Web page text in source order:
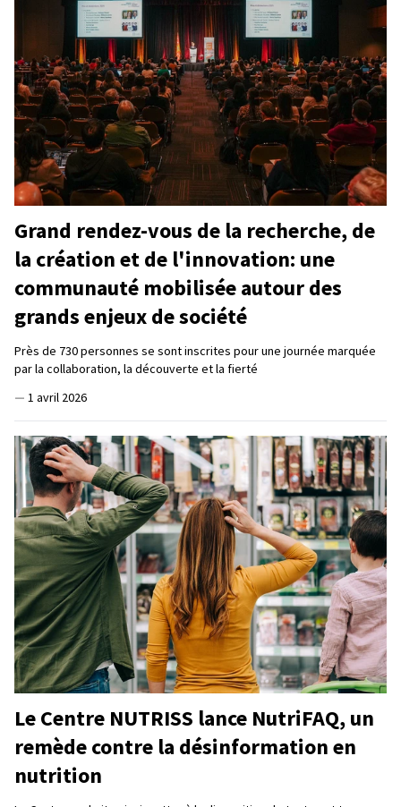
Grand rendez-vous de la recherche, de
la création et de l'innovation: une
communauté mobilisée autour des
grands enjeux de société
Près de 730 personnes se sont inscrites pour une journée marquée
par la collaboration, la découverte et la fierté
— 1 avril 2026
Le Centre NUTRISS lance NutriFAQ, un
remède contre la désinformation en
nutrition